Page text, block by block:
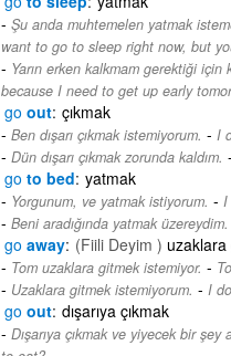
Şu anda muhtemelen yatmak
want to go to sleep right now, but
Yarın erken kalkmam gerektiği için
because I need to get up early
go out çıkmak
Ben dışarı çıkmak istemiyorum. - I
Dün dışarı çıkmak zorunda kaldım. -
go to bed yatmak
Yorgunum, ve yatmak istiyorum. - I
Beni aradığında yatmak üzereydim.
go away (Fiili Deyim )
Tom uzaklara gitmek istemiyor. -
Uzaklara gitmek istemiyorum. - I
go out dışarıya çıkmak
Dışarıya çıkmak ve yiyecek bir